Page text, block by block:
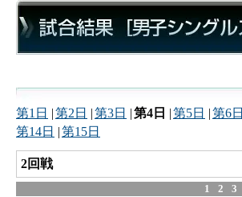
第1日 |第2日 |第3日 |第4日 |第5日 |第6日
第14日 |第15日
2回戦
1 2 3